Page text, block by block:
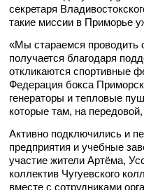
секретаря
такие миссии в Приморье
«Мы стараемся проводить
получается благодаря
откликаются спортивные
Федерация бокса
генераторы и тепловые
которые там, на
Активно подключились и
предприятия и учебные
участие жители Артёма,
коллектив Чугуевского
вместе с сотрудниками